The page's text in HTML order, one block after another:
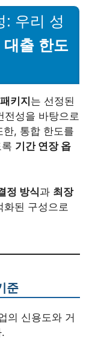
: 우리 성
대출 한도
키지 는 선정된
전성을 바탕으로
한, 통합 한도를
기간 연장 옵
정 방식과 최장
된 구성으로
준
의 신용도와 거